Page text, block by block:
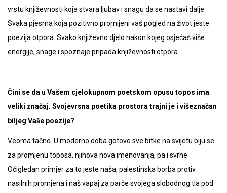
vrstu književnosti koja stvara ljubav i snagu da se nastavi dalje.
Svaka pjesma koja pozitivno promijeni vaš pogled na život jeste
poezija otpora. Svako književno djelo nakon kojeg osjećaš više
energije, snage i spoznaje pripada književnosti otpora.
Čini se da u Vašem cjelokupnom poetskom opusu topos ima
veliki značaj. Svojevrsna poetika prostora trajni je i višeznačan
biljeg Vaše poezije?
Veoma tačno. U moderno doba gotovo sve bitke na svijetu biju se
za promjenu toposa, njihova nova imenovanja, pa i svrhe.
Očigledan primjer za to jeste naša, palestinska borba protiv
nasilnih promjena i naš vapaj za parče svojega slobodnog tla pod